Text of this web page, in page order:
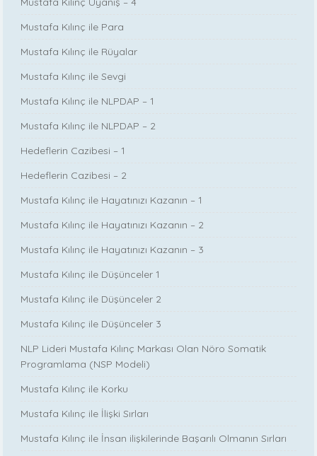
Mustafa Kılınç ile Para
Mustafa Kılınç ile Rüyalar
Mustafa Kılınç ile Sevgi
Mustafa Kılınç ile NLPDAP – 1
Mustafa Kılınç ile NLPDAP – 2
Hedeflerin Cazibesi – 1
Hedeflerin Cazibesi – 2
Mustafa Kılınç ile Hayatınızı Kazanın – 1
Mustafa Kılınç ile Hayatınızı Kazanın – 2
Mustafa Kılınç ile Hayatınızı Kazanın – 3
Mustafa Kılınç ile Düşünceler 1
Mustafa Kılınç ile Düşünceler 2
Mustafa Kılınç ile Düşünceler 3
NLP Lideri Mustafa Kılınç Markası Olan Nöro Somatik
Programlama (NSP Modeli)
Mustafa Kılınç ile Korku
Mustafa Kılınç ile İlişki Sırları
Mustafa Kılınç ile İnsan ilişkilerinde Başarılı Olmanın Sırları